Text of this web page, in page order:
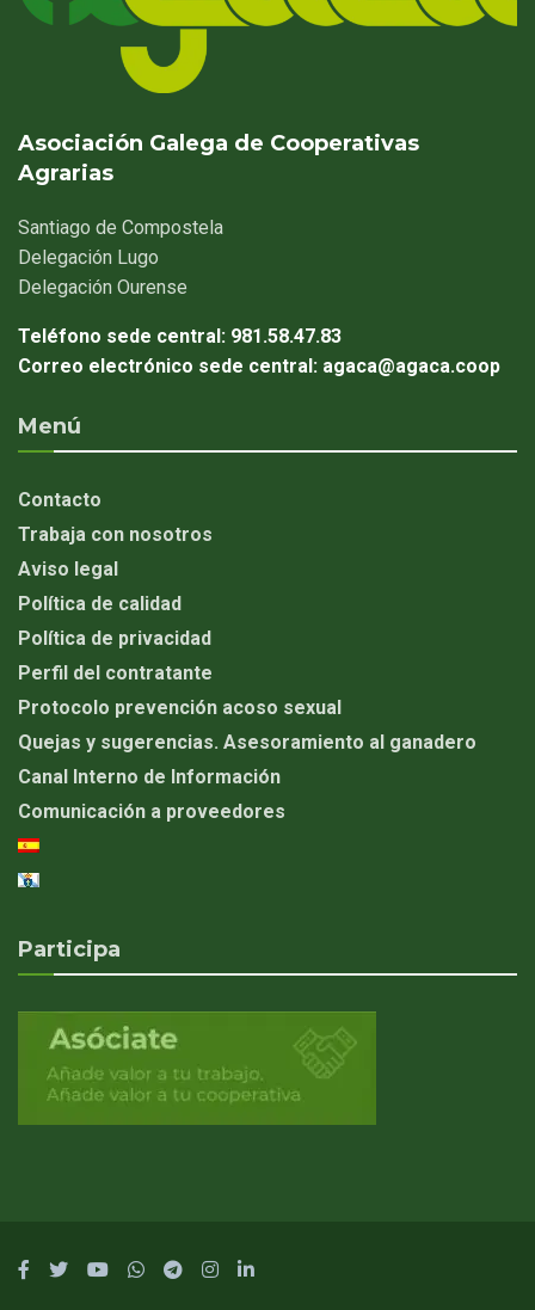
Asociación Galega de Cooperativas
Agrarias
Santiago de Compostela
Delegación Lugo
Delegación Ourense
Teléfono sede central: 981.58.47.83
Correo electrónico sede central: agaca@agaca.coop
Menú
Contacto
Trabaja con nosotros
Aviso legal
Política de calidad
Política de privacidad
Perfil del contratante
Protocolo prevención acoso sexual
Quejas y sugerencias. Asesoramiento al ganadero
Canal Interno de Información
Comunicación a proveedores
Participa